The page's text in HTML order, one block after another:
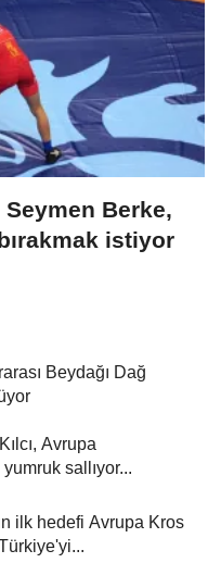
Berke,
istiyor
Beydağı Dağ
Avrupa
sallıyor...
ilk hedefi Avrupa Kros